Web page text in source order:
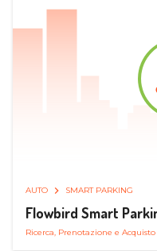
AUTO SMART PARKING
Flowbird Smart
Ricerca, Prenotazione e Acquisto